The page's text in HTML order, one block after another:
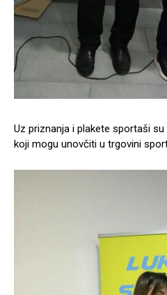
Uz priznanja i plakete sportaši
koji mogu unovčiti u trgovini